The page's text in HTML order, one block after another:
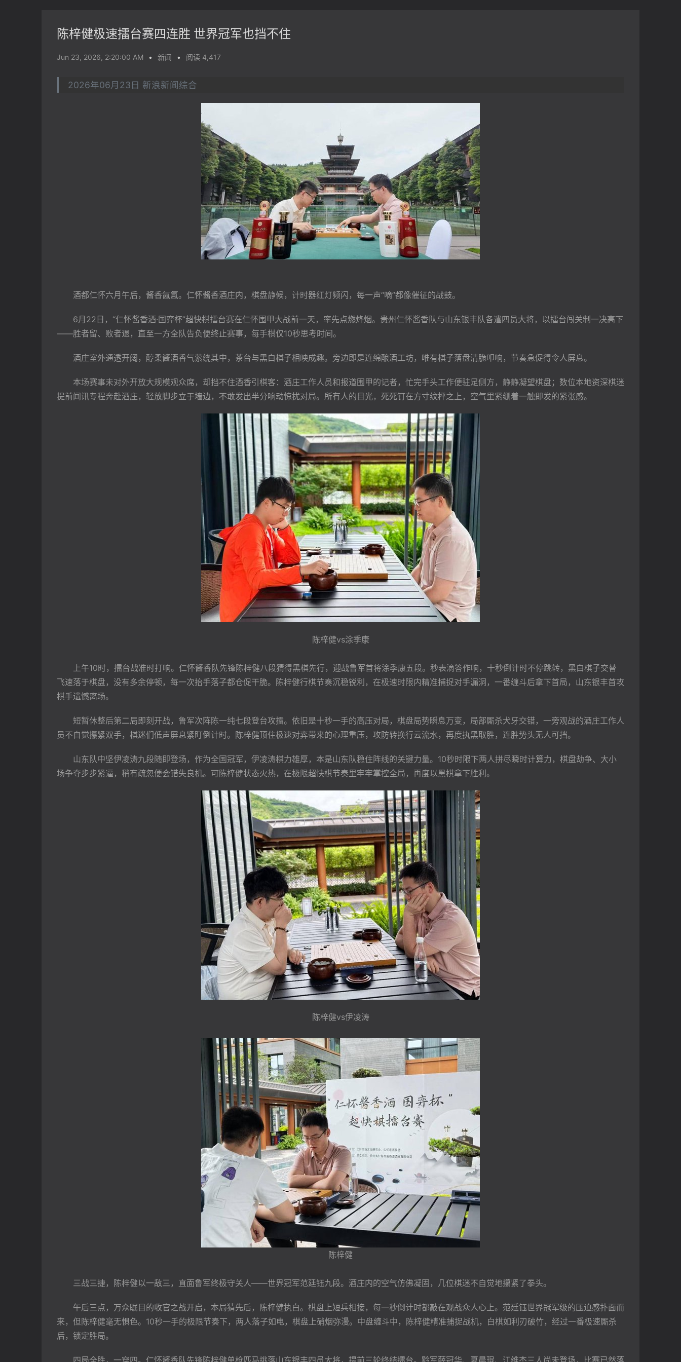
陈梓健极速擂台赛四连胜 世界冠军也挡不住
Jun 23, 2026, 2:20:00 AM • 新闻 • 阅读 4,417
2026年06月23日 新浪新闻综合
酒都仁怀六月午后，酱香氤氲。仁怀酱香酒庄内，棋盘静候，计时器红灯频闪，每一声“嘀”都像催征的战鼓。
6月22日，“仁怀酱香酒·国弈杯”超快棋擂台赛在仁怀围甲大战前一天，率先点燃烽烟。贵州仁怀酱香队与山东银丰队各遣四员大将，以擂台闯关制一决高下
——胜者留、败者退，直至一方全队告负便终止赛事，每手棋仅10秒思考时间。
酒庄室外通透开阔，醇柔酱酒香气萦绕其中，茶台与黑白棋子相映成趣。旁边即是连绵酿酒工坊，唯有棋子落盘清脆叩响，节奏急促得令人屏息。
本场赛事未对外开放大规模观众席，却挡不住酒香引棋客：酒庄工作人员和报道围甲的记者，忙完手头工作便驻足侧方，静静凝望棋盘；数位本地资深棋迷
提前闻讯专程奔赴酒庄，轻放脚步立于墙边，不敢发出半分响动惊扰对局。所有人的目光，死死钉在方寸纹枰之上，空气里紧绷着一触即发的紧张感。
陈梓健vs涂季康
上午10时，擂台战准时打响。仁怀酱香队先锋陈梓健八段猜得黑棋先行，迎战鲁军首将涂季康五段。秒表滴答作响，十秒倒计时不停跳转，黑白棋子交替
飞速落于棋盘，没有多余停顿，每一次抬手落子都仓促干脆。陈梓健行棋节奏沉稳锐利，在极速时限内精准捕捉对手漏洞，一番缠斗后拿下首局，山东银丰首攻
棋手遗憾离场。
短暂休整后第二局即刻开战，鲁军次阵陈一纯七段登台攻擂。依旧是十秒一手的高压对局，棋盘局势瞬息万变，局部厮杀犬牙交错，一旁观战的酒庄工作人
员不自觉攥紧双手，棋迷们低声屏息紧盯倒计时。陈梓健顶住极速对弈带来的心理重压，攻防转换行云流水，再度执黑取胜，连胜势头无人可挡。
山东队中坚伊凌涛九段随即登场，作为全国冠军，伊凌涛棋力雄厚，本是山东队稳住阵线的关键力量。10秒时限下两人拼尽瞬时计算力，棋盘劫争、大小
场争夺步步紧逼，稍有疏忽便会错失良机。可陈梓健状态火热，在极限超快棋节奏里牢牢掌控全局，再度以黑棋拿下胜利。
陈梓健vs伊凌涛
陈梓健
三战三捷，陈梓健以一敌三，直面鲁军终极守关人——世界冠军范廷钰九段。酒庄内的空气仿佛凝固，几位棋迷不自觉地攥紧了拳头。
午后三点，万众瞩目的收官之战开启，本局猜先后，陈梓健执白。棋盘上短兵相接，每一秒倒计时都敲在观战众人心上。范廷钰世界冠军级的压迫感扑面而
来，但陈梓健毫无惧色。10秒一手的极限节奏下，两人落子如电，棋盘上硝烟弥漫。中盘缠斗中，陈梓健精准捕捉战机，白棋如利刃破竹，经过一番极速厮杀
后，锁定胜局。
四局全胜，一穿四。仁怀酱香队先锋陈梓健单枪匹马挑落山东银丰四员大将，提前三轮终结擂台。黔军薛冠华、夏晨琨、江维杰三人尚未登场，比赛已然落